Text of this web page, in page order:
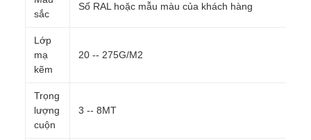
sắc
Số RAL hoặc mẫu màu của khách hàng
Lớp
mạ
kẽm
20 -- 275G/M2
Trọng
lượng
cuộn
3 -- 8MT